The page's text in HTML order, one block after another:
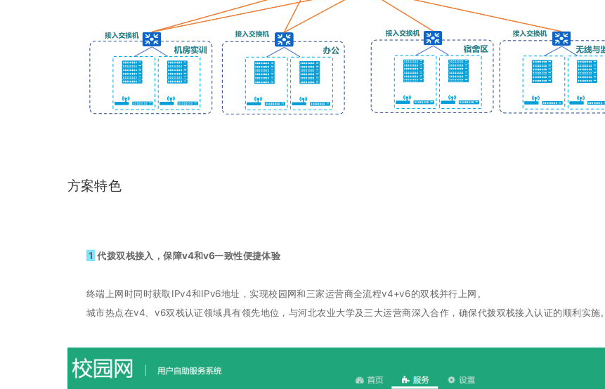
方案特色
1 代拨双栈接入，保障v4和v6一致性便捷体验
终端上网时同时获取IPv4和IPv6地址，实现校园网和三家运营商全流程v4+v6的双栈并行上网。
城市热点在v4、v6双栈认证领域具有领先地位，与河北农业大学及三大运营商深入合作，确保代拨双栈接入认证的顺利实施。